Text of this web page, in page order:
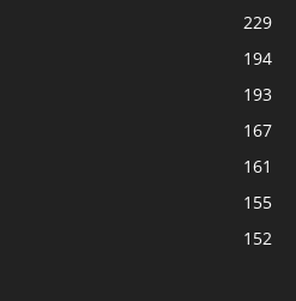
229
194
193
167
161
155
152